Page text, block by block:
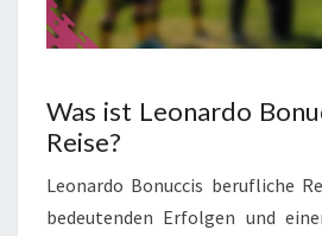
Was ist Leonardo
Reise?
Leonardo Bonuccis berufliche
bedeutenden Erfolgen und